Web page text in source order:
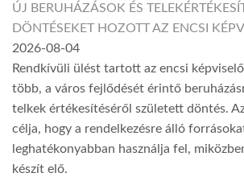
ÚJ BERUHÁZÁSOK ÉS
DÖNTÉSEKET HOZOTT AZ ENCSI
2026-08-04
Rendkívüli ülést tartott az encsi
több, a város fejlődését érintő
telkek értékesítéséről született döntés.
célja, hogy a rendelkezésre álló
leghatékonyabban használja fel,
készít elő.